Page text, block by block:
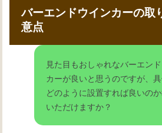
バーエンドウインカーの取
意点
見た目もおしゃれなバーエン
カーが良いと思うのですが、
どのように設置すれば良いの
いただけますか？